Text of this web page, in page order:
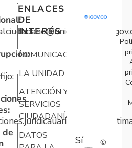
de
ENLACES
DE
INTERÉS
COMUNICACIONES
LA UNIDAD
ATENCIÓN Y
SERVICIOS
CIUDADANÍA
DATOS
Sí
©